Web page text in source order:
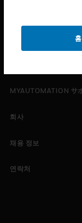
MYAUTOMATION サ
회사
채용 정보
연락처